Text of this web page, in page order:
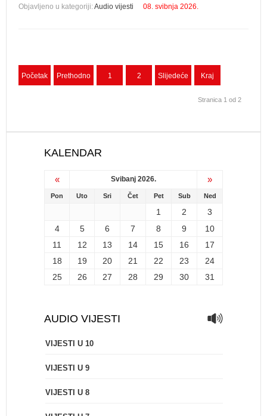
Objavljeno u kategoriji:Audio vijesti 08. svibnja 2026.
Početak Prethodno 1 2 Slijedeće Kraj
Stranica 1 od 2
KALENDAR
« Svibanj 2026. »
Pon Uto Sri Čet Pet Sub Ned
1 2
3
4
5 6 7 8 9
10
11
12 13 14 15 16
17
18
19 20 21 22 23
24
25
26 27 28 29 30 31
AUDIO VIJESTI
VIJESTI U 10
VIJESTI U 9
VIJESTI U 8